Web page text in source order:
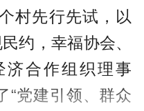
村先行先试，以
约，幸福协会、
济合作组织理事
“党建引领、群众